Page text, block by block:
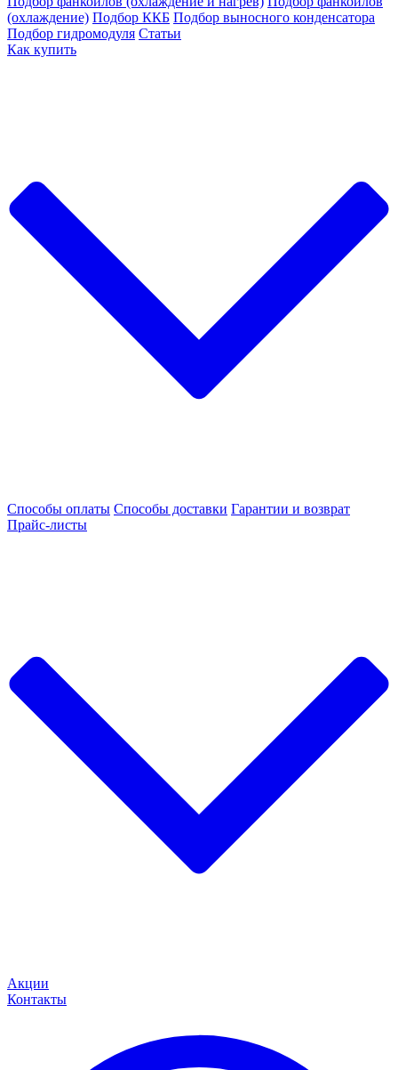
(охлаждение) Подбор ККБ Подбор выносного конденсатора
Подбор гидромодуля Статьи
Как купить
Способы оплаты Способы доставки Гарантии и возврат
Прайс-листы
Акции
Контакты